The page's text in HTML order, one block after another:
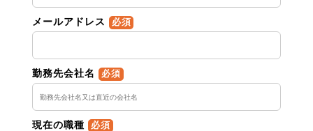
メールアドレス 必須
勤務先会社名 必須
現在の職種 必須